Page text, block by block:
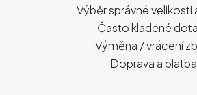
Výběr správné velikosti
Často kladené
Výměna / vrácení
Doprava a platba